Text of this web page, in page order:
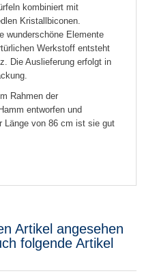
kombiniert mit
Kristallbiconen.
wunderschöne Elemente
Werkstoff entsteht
Die Auslieferung erfolgt in
Rahmen der
entworfen und
Länge von 86 cm ist sie gut
Artikel angesehen
folgende Artikel